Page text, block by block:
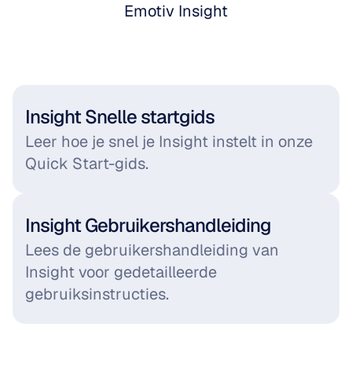
Emotiv Insight
Insight Snelle startgids
Leer hoe je snel je Insight instelt in onze
Quick Start-gids.
Insight Gebruikershandleiding
Lees de gebruikershandleiding van
Insight voor gedetailleerde
gebruiksinstructies.